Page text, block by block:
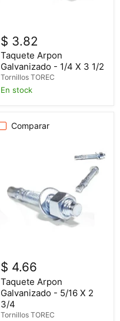
$ 3.82
Taquete Arpon
Galvanizado - 1/4 X 3 1/2
Tornillos TOREC
En stock
Comparar
$ 4.66
Taquete Arpon
Galvanizado - 5/16 X 2
3/4
Tornillos TOREC